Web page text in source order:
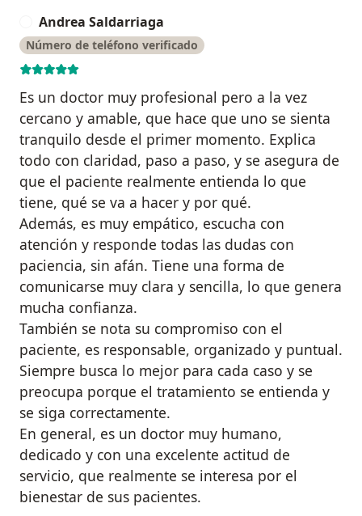
Andrea Saldarriaga
Número de teléfono verificado
Es un doctor muy profesional pero a la vez
cercano y amable, que hace que uno se sienta
tranquilo desde el primer momento. Explica
todo con claridad, paso a paso, y se asegura de
que el paciente realmente entienda lo que
tiene, qué se va a hacer y por qué.
Además, es muy empático, escucha con
atención y responde todas las dudas con
paciencia, sin afán. Tiene una forma de
comunicarse muy clara y sencilla, lo que genera
mucha confianza.
También se nota su compromiso con el
paciente, es responsable, organizado y puntual.
Siempre busca lo mejor para cada caso y se
preocupa porque el tratamiento se entienda y
se siga correctamente.
En general, es un doctor muy humano,
dedicado y con una excelente actitud de
servicio, que realmente se interesa por el
bienestar de sus pacientes.